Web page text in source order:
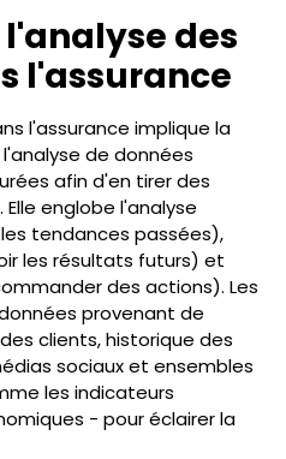
des
l'assurance
l'assurance implique la
de données
afin d'en tirer des
englobe l'analyse
tendances passées),
les résultats futurs) et
des actions). Les
provenant de
clients, historique des
sociaux et ensembles
les indicateurs
- pour éclairer la